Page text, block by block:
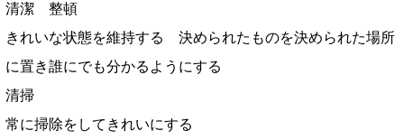
清潔 整頓
きれいな状態を維持する 決められたものを決められた場所
に置き誰にでも分かるようにする
清掃
常に掃除をしてきれいにする